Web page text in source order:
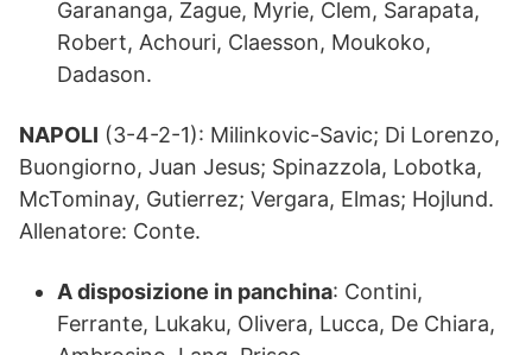
Garananga, Zague, Myrie, Clem, Sarapata,
Robert, Achouri, Claesson, Moukoko,
Dadason.
NAPOLI (3-4-2-1): Milinkovic-Savic; Di Lorenzo,
Buongiorno, Juan Jesus; Spinazzola, Lobotka,
McTominay, Gutierrez; Vergara, Elmas; Hojlund.
Allenatore: Conte.
A disposizione in panchina: Contini,
Ferrante, Lukaku, Olivera, Lucca, De Chiara,